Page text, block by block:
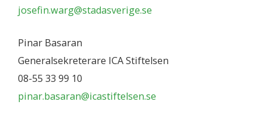
josefin.warg@stadasverige.se
Pinar Basaran
Generalsekreterare ICA Stiftelsen​
0​8-55 33 99 10 ​​
pinar.basaran@icastiftelsen.se